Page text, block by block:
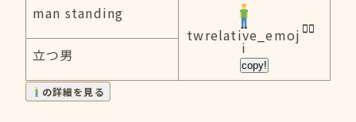
man standing
twrelative_emoj
i
copy!
立つ男
の詳細を見る